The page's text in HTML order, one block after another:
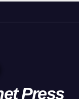
Press